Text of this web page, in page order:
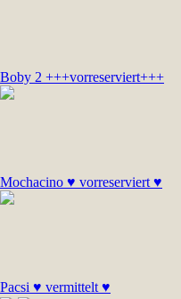
Boby 2 +++vorreserviert+++
Mochacino ♥ vorreserviert ♥
Pacsi ♥ vermittelt ♥